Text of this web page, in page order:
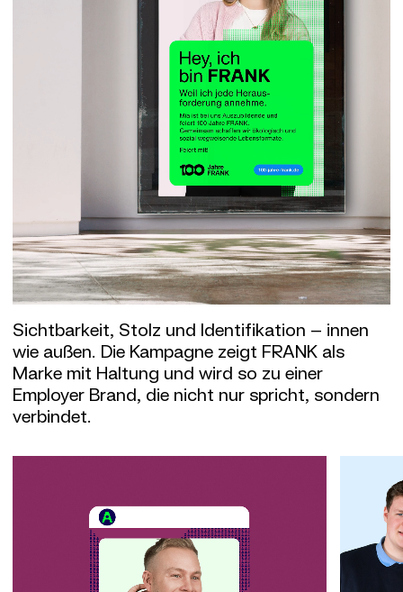
Sichtbarkeit, Stolz und Identifikation – innen
wie außen. Die Kampagne zeigt FRANK als
Marke mit Haltung und wird so zu einer
Employer Brand, die nicht nur spricht, sondern
verbindet.